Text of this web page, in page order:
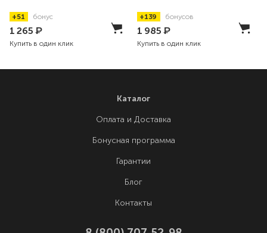
+51 бонус
1 265₽
Купить в один клик
+139 бонусов
1 985₽
Купить в один клик
Каталог
Оплата и Доставка
Бонусная программа
Гарантии
Блог
Контакты